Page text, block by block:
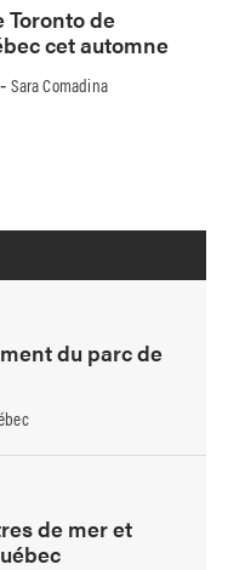
Toronto de
cet automne
-Sara Comadina
du parc de
de mer et